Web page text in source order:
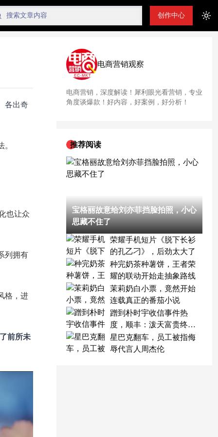
创作中心
各出奇
也让众
列拥有
格，进
前所未
电商营销观察
电商营销，深度解读！犀利眼光看营销，专业
角度谈爆款！好内容，好案例，好分析！
推荐阅读
宝格丽故意给刘亦菲挡脸拍照，小心
思藏不住了
荣耀手机短片《脱下长衫
的孔乙刁》，后劲太大了
种完奶茶种薯饼，王者荣
耀的联动开始走抽象路线
茉莉奶白小票，竟然开始
连载真正的番茄小说
蹭到朴时宇收信事件热
度，顺丰：泼天富贵终于
轮到我了
星巴克翻车，员工被指侮
辱代言人周杰伦